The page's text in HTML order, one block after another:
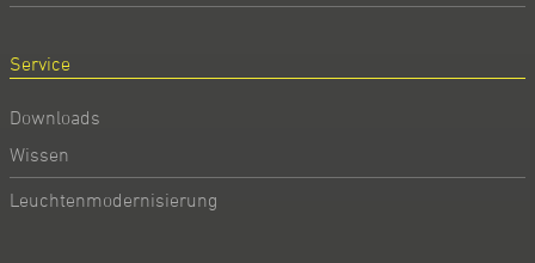
Service
Downloads
Wissen
Leuchtenmodernisierung